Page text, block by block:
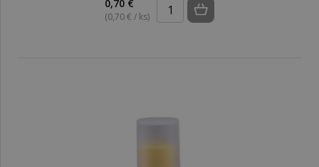
0,70 €
(0,70 € / ks)